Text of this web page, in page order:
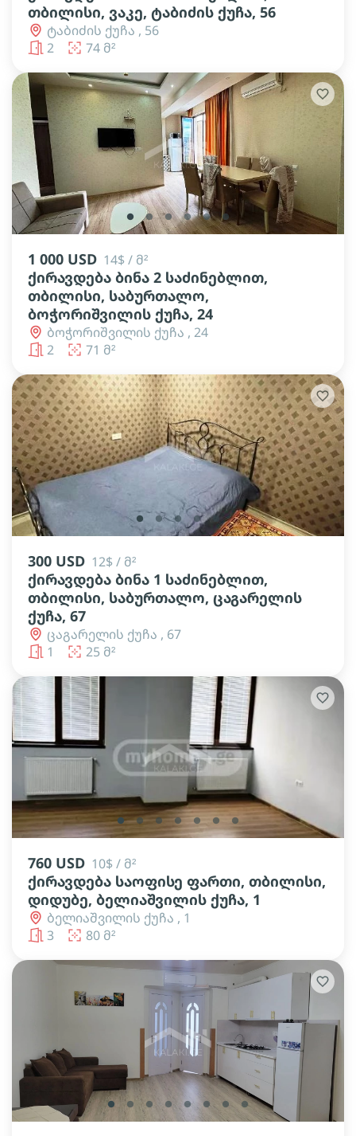
თბილისი, ვაკე, ტაბიძის ქუჩა, 56
ტაბიძის ქუჩა , 56
2
74 მ²
lens lens lens lens lens lens
1 000 USD 14$ / მ²
ქირავდება ბინა 2 საძინებლით,
თბილისი, საბურთალო,
ბოჭორიშვილის ქუჩა, 24
ბოჭორიშვილის ქუჩა , 24
2
71 მ²
lens lens lens lens lens
300 USD 12$ / მ²
ქირავდება ბინა 1 საძინებლით,
თბილისი, საბურთალო, ცაგარელის
ქუჩა, 67
ცაგარელის ქუჩა , 67
1
25 მ²
lens lens lens lens lens lens lens
760 USD 10$ / მ²
ქირავდება საოფისე ფართი, თბილისი,
დიდუბე, ბელიაშვილის ქუჩა, 1
ბელიაშვილის ქუჩა , 1
3
80 მ²
lens lens lens lens lens lens lens lens